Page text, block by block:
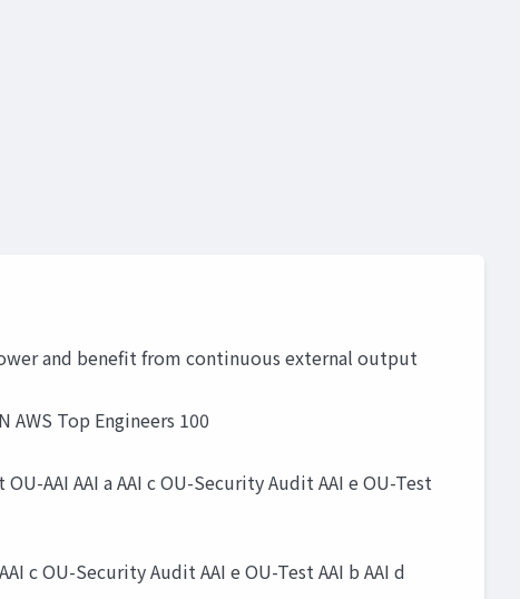
and benefit from continuous external output
AWS Top Engineers 100
AAI AAI a AAI c OU-Security Audit AAI e OU-Test
c OU-Security Audit AAI e OU-Test AAI b AAI d